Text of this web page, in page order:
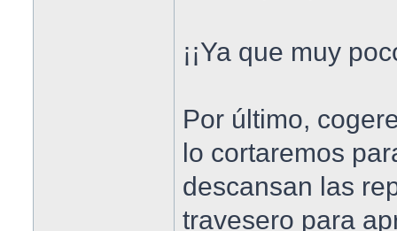
¡¡Ya que muy
Por último,
lo cortaremos
descansan las
travesero para